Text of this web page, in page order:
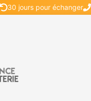
30 jours pour échanger